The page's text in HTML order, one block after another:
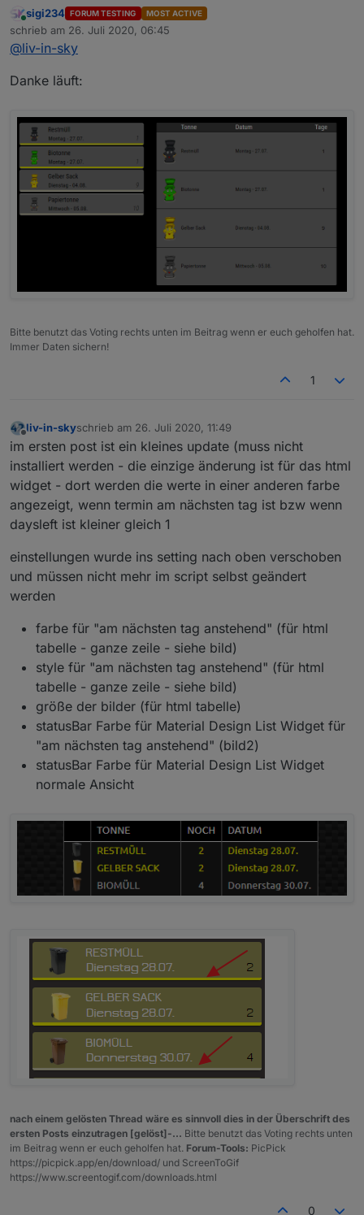
"erstmal grob drin mit Wochentage =:->"
die aussage verstehe ich nicht
widgets im ersten post - datenpunkte müssen von
hand angelegt werden und widget müssen auch auf
true gestellt werden, damit etwas in den dp
auch hier muss das script angepasst werden,
wenn das widget anders aussehen soll - da ich
nicht so der vis-kreative bin, sind vorschläge für
die widgets gerne gesehen
damit die widget cards einen gelben (oder
anderen) unterstrich bekommen, wenn nächster
tag fällig, ist momentan <=4 tage eingestellt -
um das auf <=1 tag zu bekommen muss man
Online
sigi234 FORUM TESTING MOST ACTIVE
schrieb am 26. Juli 2020, 06:45
zuletzt editiert von
@liv-in-sky
Danke läuft:
Bitte benutzt das Voting rechts unten im Beitrag wenn er euch geholfen hat.
Immer Daten sichern!
1
Offline
liv-in-skyschrieb am 26. Juli 2020, 11:49
zuletzt editiert von
im ersten post ist ein kleines update (muss nicht
installiert werden - die einzige änderung ist für das html
widget - dort werden die werte in einer anderen farbe
angezeigt, wenn termin am nächsten tag ist bzw wenn
daysleft ist kleiner gleich 1
einstellungen wurde ins setting nach oben verschoben
und müssen nicht mehr im script selbst geändert
werden
farbe für "am nächsten tag anstehend" (für html
tabelle - ganze zeile - siehe bild)
style für "am nächsten tag anstehend" (für html
tabelle - ganze zeile - siehe bild)
größe der bilder (für html tabelle)
statusBar Farbe für Material Design List Widget für
"am nächsten tag anstehend" (bild2)
statusBar Farbe für Material Design List Widget
normale Ansicht
nach einem gelösten Thread wäre es sinnvoll dies in der Überschrift des
ersten Posts einzutragen [gelöst]-... Bitte benutzt das Voting rechts unten
im Beitrag wenn er euch geholfen hat. Forum-Tools: PicPick
https://picpick.app/en/download/ und ScreenToGif
https://www.screentogif.com/downloads.html
0